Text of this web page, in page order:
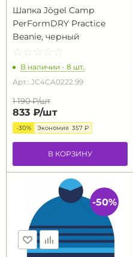
Шапка Jögel Camp
PerFormDRY Practice
Beanie, черный
☆ ☆ ☆ ☆ ☆
★ ★ ★ ★ ★
В наличии - 8 шт.
Арт.: JС4CA0222.99
1 190 ₽/шт
833 ₽/шт
-30% Экономия 357 ₽
В КОРЗИНУ
-50%